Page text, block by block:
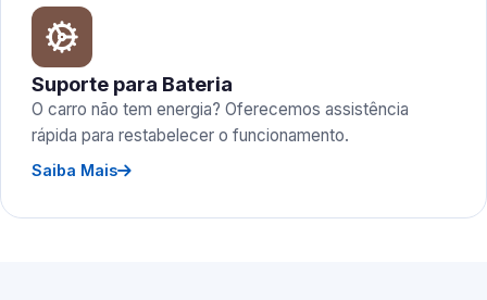
Suporte para Bateria
O carro não tem energia? Oferecemos assistência
rápida para restabelecer o funcionamento.
Saiba Mais